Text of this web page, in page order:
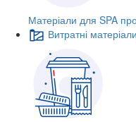
Матеріали для SPA
Витратні